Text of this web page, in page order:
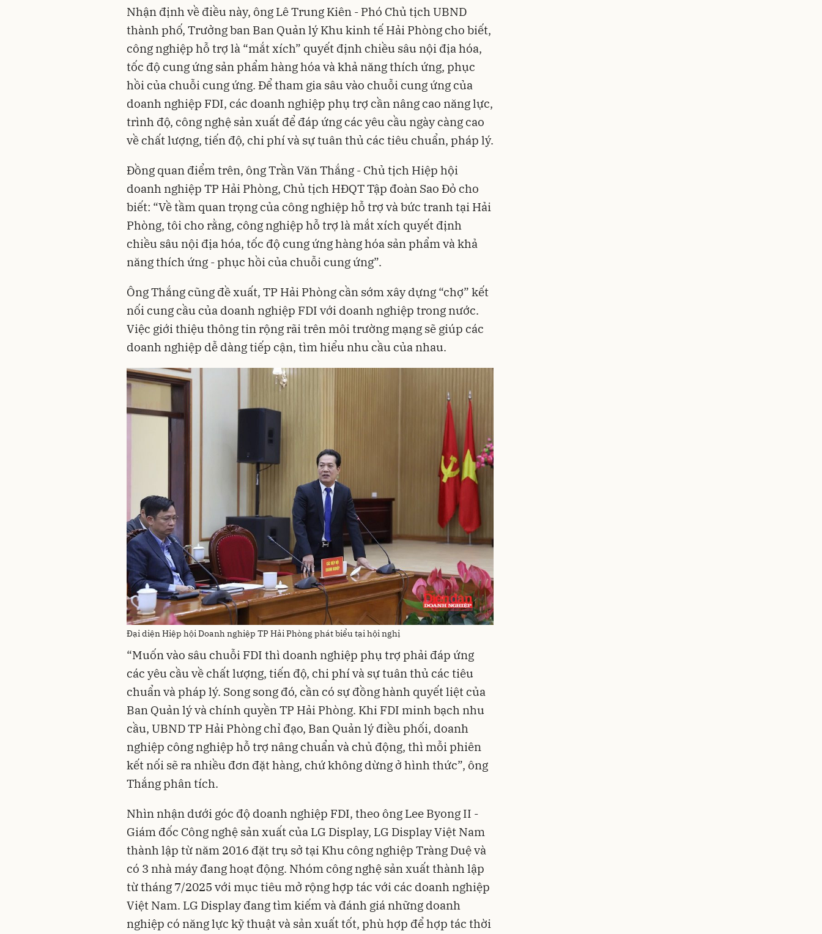
Nhận định về điều này, ông Lê Trung Kiên - Phó Chủ tịch UBND
thành phố, Trưởng ban Ban Quản lý Khu kinh tế Hải Phòng cho biết,
công nghiệp hỗ trợ là “mắt xích” quyết định chiều sâu nội địa hóa,
tốc độ cung ứng sản phẩm hàng hóa và khả năng thích ứng, phục
hồi của chuỗi cung ứng. Để tham gia sâu vào chuỗi cung ứng của
doanh nghiệp FDI, các doanh nghiệp phụ trợ cần nâng cao năng lực,
trình độ, công nghệ sản xuất để đáp ứng các yêu cầu ngày càng cao
về chất lượng, tiến độ, chi phí và sự tuân thủ các tiêu chuẩn, pháp lý.
Đồng quan điểm trên, ông Trần Văn Thắng - Chủ tịch Hiệp hội
doanh nghiệp TP Hải Phòng, Chủ tịch HĐQT Tập đoàn Sao Đỏ cho
biết: “Về tầm quan trọng của công nghiệp hỗ trợ và bức tranh tại Hải
Phòng, tôi cho rằng, công nghiệp hỗ trợ là mắt xích quyết định
chiều sâu nội địa hóa, tốc độ cung ứng hàng hóa sản phẩm và khả
năng thích ứng - phục hồi của chuỗi cung ứng”.
Ông Thắng cũng đề xuất, TP Hải Phòng cần sớm xây dựng “chợ” kết
nối cung cầu của doanh nghiệp FDI với doanh nghiệp trong nước.
Việc giới thiệu thông tin rộng rãi trên môi trường mạng sẽ giúp các
doanh nghiệp dễ dàng tiếp cận, tìm hiểu nhu cầu của nhau.
Đại diện Hiệp hội Doanh nghiệp TP Hải Phòng phát biểu tại hội nghị
“Muốn vào sâu chuỗi FDI thì doanh nghiệp phụ trợ phải đáp ứng
các yêu cầu về chất lượng, tiến độ, chi phí và sự tuân thủ các tiêu
chuẩn và pháp lý. Song song đó, cần có sự đồng hành quyết liệt của
Ban Quản lý và chính quyền TP Hải Phòng. Khi FDI minh bạch nhu
cầu, UBND TP Hải Phòng chỉ đạo, Ban Quản lý điều phối, doanh
nghiệp công nghiệp hỗ trợ nâng chuẩn và chủ động, thì mỗi phiên
kết nối sẽ ra nhiều đơn đặt hàng, chứ không dừng ở hình thức”, ông
Thắng phân tích.
Nhìn nhận dưới góc độ doanh nghiệp FDI, theo ông Lee Byong II -
Giám đốc Công nghệ sản xuất của LG Display, LG Display Việt Nam
thành lập từ năm 2016 đặt trụ sở tại Khu công nghiệp Tràng Duệ và
có 3 nhà máy đang hoạt động. Nhóm công nghệ sản xuất thành lập
từ tháng 7/2025 với mục tiêu mở rộng hợp tác với các doanh nghiệp
Việt Nam. LG Display đang tìm kiếm và đánh giá những doanh
nghiệp có năng lực kỹ thuật và sản xuất tốt, phù hợp để hợp tác thời